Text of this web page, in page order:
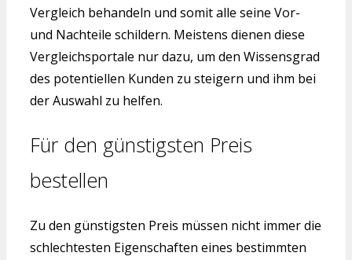
Vergleich behandeln und somit alle seine Vor-
und Nachteile schildern. Meistens dienen diese
Vergleichsportale nur dazu, um den Wissensgrad
des potentiellen Kunden zu steigern und ihm bei
der Auswahl zu helfen.
Für den günstigsten Preis
bestellen
Zu den günstigsten Preis müssen nicht immer die
schlechtesten Eigenschaften eines bestimmten